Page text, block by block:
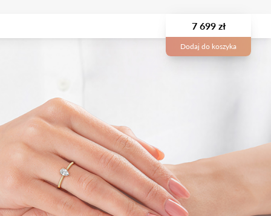
7 699 zł
Dodaj do koszyka